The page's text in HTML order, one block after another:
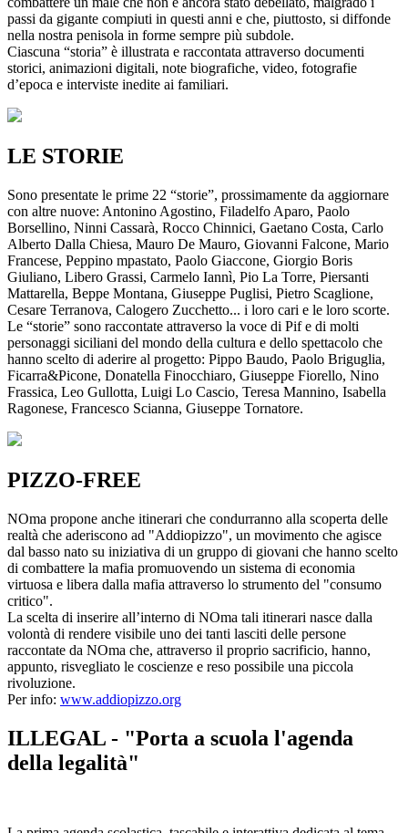
passi da gigante compiuti in questi anni e che, piuttosto, si diffonde
nella nostra penisola in forme sempre più subdole.
Ciascuna “storia” è illustrata e raccontata attraverso documenti
storici, animazioni digitali, note biografiche, video, fotografie
d’epoca e interviste inedite ai familiari.
LE STORIE
Sono presentate le prime 22 “storie”, prossimamente da aggiornare
con altre nuove: Antonino Agostino, Filadelfo Aparo, Paolo
Borsellino, Ninni Cassarà, Rocco Chinnici, Gaetano Costa, Carlo
Alberto Dalla Chiesa, Mauro De Mauro, Giovanni Falcone, Mario
Francese, Peppino mpastato, Paolo Giaccone, Giorgio Boris
Giuliano, Libero Grassi, Carmelo Iannì, Pio La Torre, Piersanti
Mattarella, Beppe Montana, Giuseppe Puglisi, Pietro Scaglione,
Cesare Terranova, Calogero Zucchetto... i loro cari e le loro scorte.
Le “storie” sono raccontate attraverso la voce di Pif e di molti
personaggi siciliani del mondo della cultura e dello spettacolo che
hanno scelto di aderire al progetto: Pippo Baudo, Paolo Briguglia,
Ficarra&Picone, Donatella Finocchiaro, Giuseppe Fiorello, Nino
Frassica, Leo Gullotta, Luigi Lo Cascio, Teresa Mannino, Isabella
Ragonese, Francesco Scianna, Giuseppe Tornatore.
PIZZO-FREE
NOma propone anche itinerari che condurranno alla scoperta delle
realtà che aderiscono ad "Addiopizzo", un movimento che agisce
dal basso nato su iniziativa di un gruppo di giovani che hanno scelto
di combattere la mafia promuovendo un sistema di economia
virtuosa e libera dalla mafia attraverso lo strumento del "consumo
critico".
La scelta di inserire all’interno di NOma tali itinerari nasce dalla
volontà di rendere visibile uno dei tanti lasciti delle persone
raccontate da NOma che, attraverso il proprio sacrificio, hanno,
appunto, risvegliato le coscienze e reso possibile una piccola
rivoluzione.
Per info: www.addiopizzo.org
ILLEGAL - "Porta a scuola l'agenda
della legalità"